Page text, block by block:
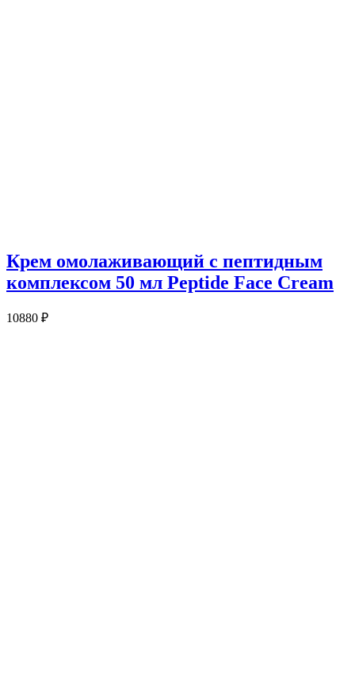
Крем омолаживающий с пептидным
комплексом 50 мл Peptide Face Cream
10880 ₽